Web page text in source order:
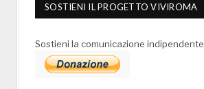
SOSTIENI IL PROGETTO VIVIROMA
Sostieni la comunicazione indipendente